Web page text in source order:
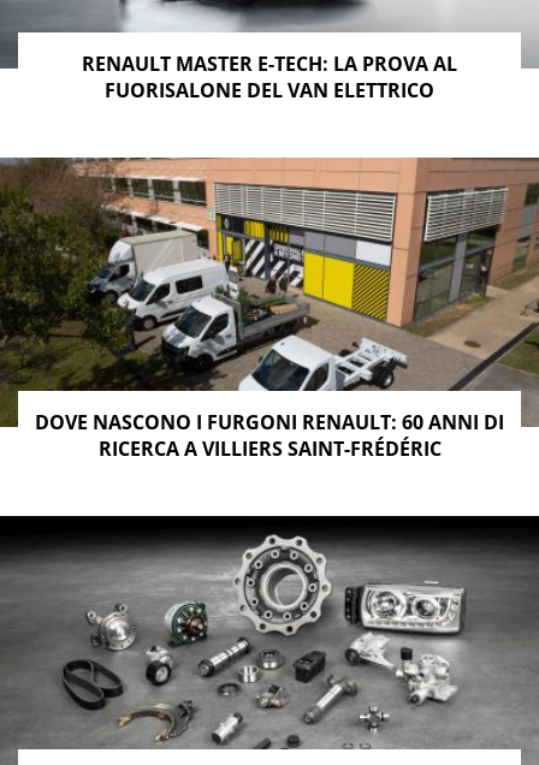
RENAULT MASTER E-TECH: LA PROVA AL
FUORISALONE DEL VAN ELETTRICO
DOVE NASCONO I FURGONI RENAULT: 60 ANNI DI
RICERCA A VILLIERS SAINT-FRÉDÉRIC